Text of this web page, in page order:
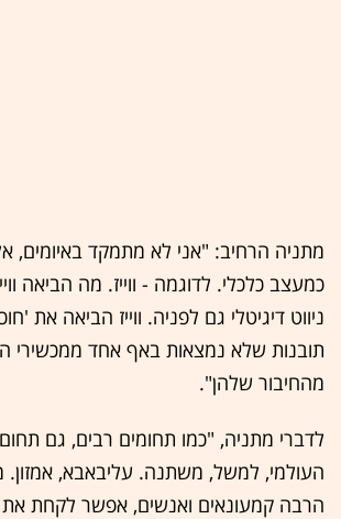
מתניה הרחיב: "אני לא מתמקד באיומים,
כמעצב כלכלי. לדוגמה - ווייז. מה הביאה
ניווט דיגיטלי גם לפניה. ווייז הביאה את
תובנות שלא נמצאות באף אחד ממכשירי
מהחיבור שלהן".
לדברי מתניה, "כמו תחומים רבים, גם
העולמי, למשל, משתנה. עליבאבא, אמזון.
הרבה קמעונאים ואנשים, אפשר לקחת את